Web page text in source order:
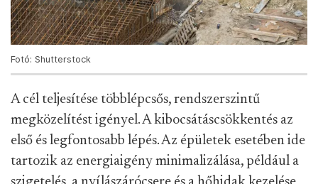
Fotó: Shutterstock
A cél teljesítése többlépcsős, rendszerszintű
megközelítést igényel. A kibocsátáscsökkentés az
első és legfontosabb lépés. Az épületek esetében ide
tartozik az energiaigény minimalizálása, például a